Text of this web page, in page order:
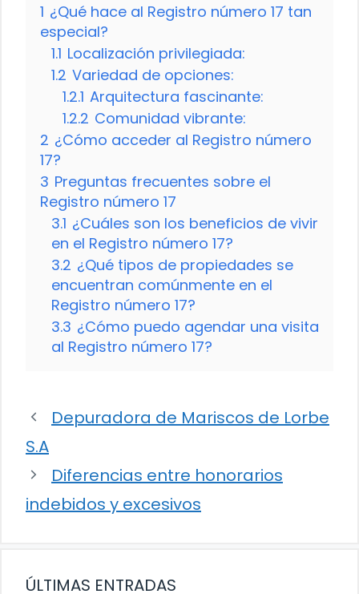
1 ¿Qué hace al Registro número 17 tan
especial?
1.1 Localización privilegiada:
1.2 Variedad de opciones:
1.2.1 Arquitectura fascinante:
1.2.2 Comunidad vibrante:
2 ¿Cómo acceder al Registro número
17?
3 Preguntas frecuentes sobre el
Registro número 17
3.1 ¿Cuáles son los beneficios de vivir
en el Registro número 17?
3.2 ¿Qué tipos de propiedades se
encuentran comúnmente en el
Registro número 17?
3.3 ¿Cómo puedo agendar una visita
al Registro número 17?
Depuradora de Mariscos de Lorbe
S.A
Diferencias entre honorarios
indebidos y excesivos
ÚLTIMAS ENTRADAS